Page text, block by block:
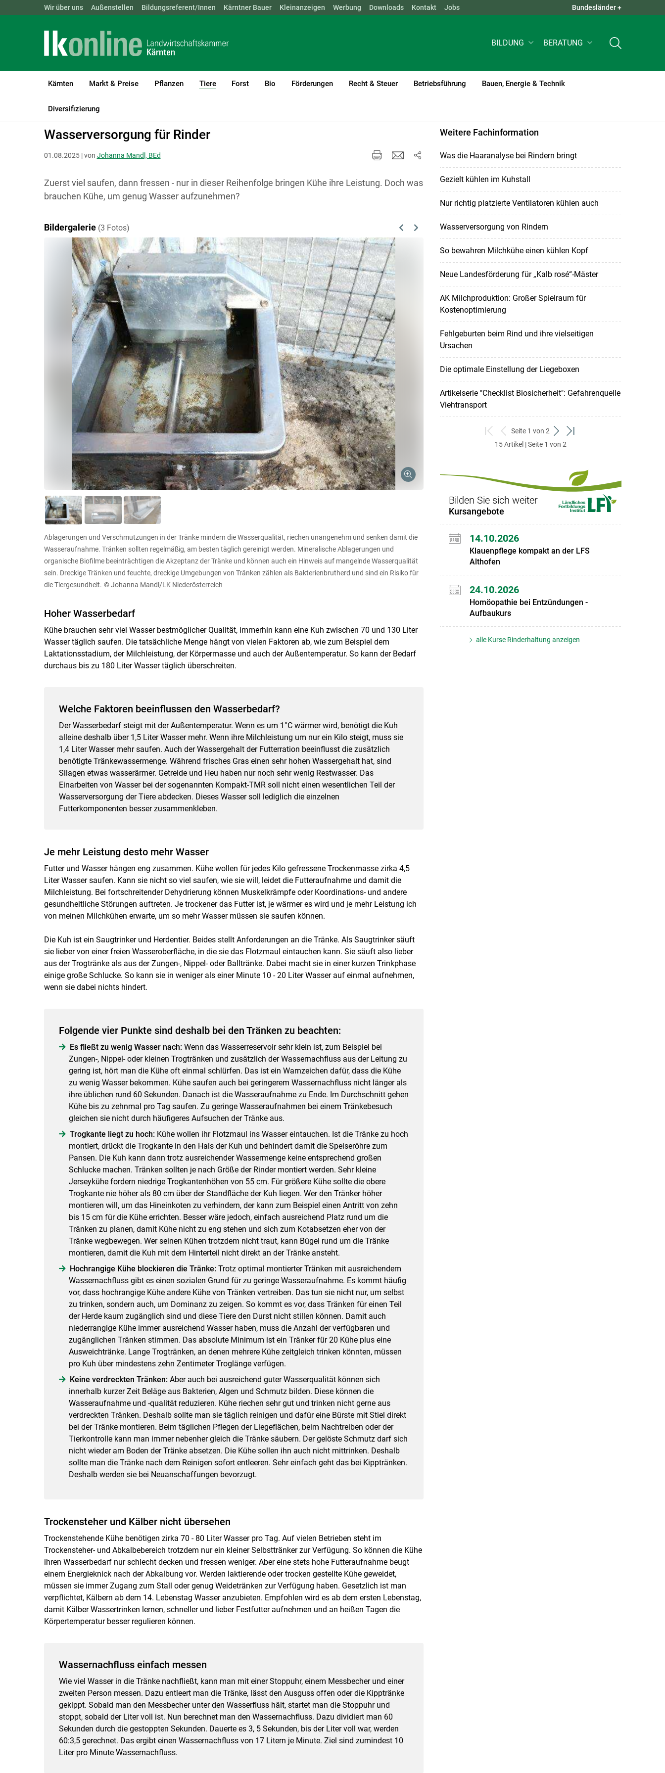
Skip to main content
Landwirtschaftskammern: ÖSTERREICH BGLD KTN NÖ OÖ SBG STMK TIROL VBG WIEN QUICK LINKS +
Wir über uns Außenstellen Bildungsreferent/Innen Kärntner Bauer Kleinanzeigen Werbung Downloads Kontakt Jobs Bundesländer +
BILDUNG BERATUNG
Kärnten Markt & Preise Pflanzen Tiere
(current)1
Forst Bio Förderungen Recht & Steuer Betriebsführung Bauen, Energie & Technik
Diversifizierung
LK Kärnten Tiere
Wasserversorgung für Rinder
01.08.2025 | von Johanna Mandl, BEd
Zuerst viel saufen, dann fressen - nur in dieser Reihenfolge bringen Kühe ihre Leistung. Doch was
brauchen Kühe, um genug Wasser aufzunehmen?
Bildergalerie (3 Fotos) Previous
Next
Ablagerungen und Verschmutzungen in der Tränke mindern die Wasserqualität, riechen unangenehm und senken damit die
Wasseraufnahme. Tränken sollten regelmäßig, am besten täglich gereinigt werden. Mineralische Ablagerungen und
organische Biofilme beeinträchtigen die Akzeptanz der Tränke und können auch ein Hinweis auf mangelnde Wasserqualität
sein. Dreckige Tränken und feuchte, dreckige Umgebungen von Tränken zählen als Bakterienbrutherd und sind ein Risiko für
die Tiergesundheit. © Johanna Mandl/LK Niederösterreich
Hoher Wasserbedarf
Kühe brauchen sehr viel Wasser bestmöglicher Qualität, immerhin kann eine Kuh zwischen 70 und 130 Liter
Wasser täglich saufen. Die tatsächliche Menge hängt von vielen Faktoren ab, wie zum Beispiel dem
Laktationsstadium, der Milchleistung, der Körpermasse und auch der Außentemperatur. So kann der Bedarf
durchaus bis zu 180 Liter Wasser täglich überschreiten.
Welche Faktoren beeinflussen den Wasserbedarf?
Der Wasserbedarf steigt mit der Außentemperatur. Wenn es um 1°C wärmer wird, benötigt die Kuh
alleine deshalb über 1,5 Liter Wasser mehr. Wenn ihre Milchleistung um nur ein Kilo steigt, muss sie
1,4 Liter Wasser mehr saufen. Auch der Wassergehalt der Futterration beeinflusst die zusätzlich
benötigte Tränkewassermenge. Während frisches Gras einen sehr hohen Wassergehalt hat, sind
Silagen etwas wasserärmer. Getreide und Heu haben nur noch sehr wenig Restwasser. Das
Einarbeiten von Wasser bei der sogenannten Kompakt-TMR soll nicht einen wesentlichen Teil der
Wasserversorgung der Tiere abdecken. Dieses Wasser soll lediglich die einzelnen
Futterkomponenten besser zusammenkleben.
Je mehr Leistung desto mehr Wasser
Futter und Wasser hängen eng zusammen. Kühe wollen für jedes Kilo gefressene Trockenmasse zirka 4,5
Liter Wasser saufen. Kann sie nicht so viel saufen, wie sie will, leidet die Futteraufnahme und damit die
Milchleistung. Bei fortschreitender Dehydrierung können Muskelkrämpfe oder Koordinations- und andere
gesundheitliche Störungen auftreten. Je trockener das Futter ist, je wärmer es wird und je mehr Leistung ich
von meinen Milchkühen erwarte, um so mehr Wasser müssen sie saufen können.
Die Kuh ist ein Saugtrinker und Herdentier. Beides stellt Anforderungen an die Tränke. Als Saugtrinker säuft
sie lieber von einer freien Wasseroberfläche, in die sie das Flotzmaul eintauchen kann. Sie säuft also lieber
aus der Trogtränke als aus der Zungen-, Nippel- oder Balltränke. Dabei macht sie in einer kurzen Trinkphase
einige große Schlucke. So kann sie in weniger als einer Minute 10 - 20 Liter Wasser auf einmal aufnehmen,
wenn sie dabei nichts hindert.
Folgende vier Punkte sind deshalb bei den Tränken zu beachten:
Es fließt zu wenig Wasser nach: Wenn das Wasserreservoir sehr klein ist, zum Beispiel bei
Zungen-, Nippel- oder kleinen Trogtränken und zusätzlich der Wassernachfluss aus der Leitung zu
gering ist, hört man die Kühe oft einmal schlürfen. Das ist ein Warnzeichen dafür, dass die Kühe
zu wenig Wasser bekommen. Kühe saufen auch bei geringerem Wassernachfluss nicht länger als
ihre üblichen rund 60 Sekunden. Danach ist die Wasseraufnahme zu Ende. Im Durchschnitt gehen
Kühe bis zu zehnmal pro Tag saufen. Zu geringe Wasseraufnahmen bei einem Tränkebesuch
gleichen sie nicht durch häufigeres Aufsuchen der Tränke aus.
Trogkante liegt zu hoch: Kühe wollen ihr Flotzmaul ins Wasser eintauchen. Ist die Tränke zu hoch
montiert, drückt die Trogkante in den Hals der Kuh und behindert damit die Speiseröhre zum
Pansen. Die Kuh kann dann trotz ausreichender Wassermenge keine entsprechend großen
Schlucke machen. Tränken sollten je nach Größe der Rinder montiert werden. Sehr kleine
Jerseykühe fordern niedrige Trogkantenhöhen von 55 cm. Für größere Kühe sollte die obere
Trogkante nie höher als 80 cm über der Standfläche der Kuh liegen. Wer den Tränker höher
montieren will, um das Hineinkoten zu verhindern, der kann zum Beispiel einen Antritt von zehn
bis 15 cm für die Kühe errichten. Besser wäre jedoch, einfach ausreichend Platz rund um die
Tränken zu planen, damit Kühe nicht zu eng stehen und sich zum Kotabsetzen eher von der
Tränke wegbewegen. Wer seinen Kühen trotzdem nicht traut, kann Bügel rund um die Tränke
montieren, damit die Kuh mit dem Hinterteil nicht direkt an der Tränke ansteht.
Hochrangige Kühe blockieren die Tränke: Trotz optimal montierter Tränken mit ausreichendem
Wassernachfluss gibt es einen sozialen Grund für zu geringe Wasseraufnahme. Es kommt häufig
vor, dass hochrangige Kühe andere Kühe von Tränken vertreiben. Das tun sie nicht nur, um selbst
zu trinken, sondern auch, um Dominanz zu zeigen. So kommt es vor, dass Tränken für einen Teil
der Herde kaum zugänglich sind und diese Tiere den Durst nicht stillen können. Damit auch
niederrangige Kühe immer ausreichend Wasser haben, muss die Anzahl der verfügbaren und
zugänglichen Tränken stimmen. Das absolute Minimum ist ein Tränker für 20 Kühe plus eine
Ausweichtränke. Lange Trogtränken, an denen mehrere Kühe zeitgleich trinken könnten, müssen
pro Kuh über mindestens zehn Zentimeter Troglänge verfügen.
Keine verdreckten Tränken: Aber auch bei ausreichend guter Wasserqualität können sich
innerhalb kurzer Zeit Beläge aus Bakterien, Algen und Schmutz bilden. Diese können die
Wasseraufnahme und -qualität reduzieren. Kühe riechen sehr gut und trinken nicht gerne aus
verdreckten Tränken. Deshalb sollte man sie täglich reinigen und dafür eine Bürste mit Stiel direkt
bei der Tränke montieren. Beim täglichen Pflegen der Liegeflächen, beim Nachtreiben oder der
Tierkontrolle kann man immer nebenher gleich die Tränke säubern. Der gelöste Schmutz darf sich
nicht wieder am Boden der Tränke absetzen. Die Kühe sollen ihn auch nicht mittrinken. Deshalb
sollte man die Tränke nach dem Reinigen sofort entleeren. Sehr einfach geht das bei Kipptränken.
Deshalb werden sie bei Neuanschaffungen bevorzugt.
Trockensteher und Kälber nicht übersehen
Trockenstehende Kühe benötigen zirka 70 - 80 Liter Wasser pro Tag. Auf vielen Betrieben steht im
Trockensteher- und Abkalbebereich trotzdem nur ein kleiner Selbsttränker zur Verfügung. So können die Kühe
ihren Wasserbedarf nur schlecht decken und fressen weniger. Aber eine stets hohe Futteraufnahme beugt
einem Energieknick nach der Abkalbung vor. Werden laktierende oder trocken gestellte Kühe geweidet,
müssen sie immer Zugang zum Stall oder genug Weidetränken zur Verfügung haben. Gesetzlich ist man
verpflichtet, Kälbern ab dem 14. Lebenstag Wasser anzubieten. Empfohlen wird es ab dem ersten Lebenstag,
damit Kälber Wassertrinken lernen, schneller und lieber Festfutter aufnehmen und an heißen Tagen die
Körpertemperatur besser regulieren können.
Wassernachfluss einfach messen
Wie viel Wasser in die Tränke nachfließt, kann man mit einer Stoppuhr, einem Messbecher und einer
zweiten Person messen. Dazu entleert man die Tränke, lässt den Ausguss offen oder die Kipptränke
gekippt. Sobald man den Messbecher unter den Wasserfluss hält, startet man die Stoppuhr und
stoppt, sobald der Liter voll ist. Nun berechnet man den Wassernachfluss. Dazu dividiert man 60
Sekunden durch die gestoppten Sekunden. Dauerte es 3, 5 Sekunden, bis der Liter voll war, werden
60:3,5 gerechnet. Das ergibt einen Wassernachfluss von 17 Litern je Minute. Ziel sind zumindest 10
Liter pro Minute Wassernachfluss.
Weitere Fachinformation
Was die Haaranalyse bei Rindern bringt
Gezielt kühlen im Kuhstall
Nur richtig platzierte Ventilatoren kühlen auch
Wasserversorgung von Rindern
So bewahren Milchkühe einen kühlen Kopf
Neue Landesförderung für „Kalb rosé“-Mäster
AK Milchproduktion: Großer Spielraum für
Kostenoptimierung
Fehlgeburten beim Rind und ihre vielseitigen
Ursachen
Die optimale Einstellung der Liegeboxen
Artikelserie "Checklist Biosicherheit": Gefahrenquelle
Viehtransport
zum
ersten
zurück
zum
Seite 1 von 2
weiter
zum
zum
15 Artikel | Seite 1 von 2
Bilden Sie sich weiter
Kursangebote
14.10.2026
Klauenpflege kompakt an der LFS
Althofen
24.10.2026
Homöopathie bei Entzündungen -
Aufbaukurs
alle Kurse Rinderhaltung anzeigen